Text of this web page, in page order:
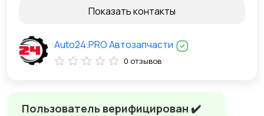
Пользователь верифицирован ✔️
Показать контакты
Auto24.PRO Автозапчасти
0 отзывов